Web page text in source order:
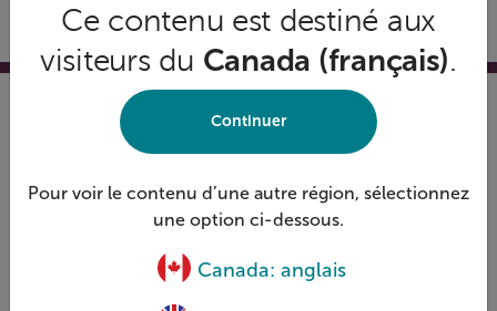
Ce contenu est destiné aux
visiteurs du Canada (français).
Continuer
Pour voir le contenu d’une autre région, sélectionnez
une option ci-dessous.
Canada: anglais